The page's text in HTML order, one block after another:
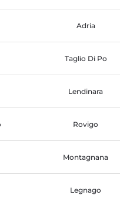
Adria
Taglio Di Po
Lendinara
Rovigo
Montagnana
Legnago